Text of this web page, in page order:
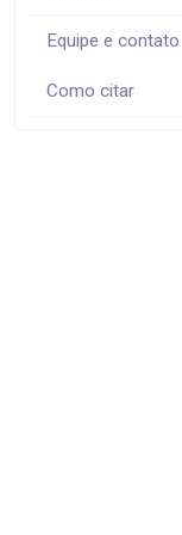
Equipe e contato
Como citar